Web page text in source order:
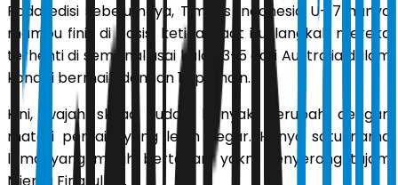
Pada edisi sebelumnya, Timnas Indonesia U-17 hanya
mampu finis di posisi ketiga. Saat itu, langkah mereka
terhenti di semifinal usai kalah 3-5 dari Australia dalam
kondisi bermain dengan 10 pemain.
Kini, wajah skuad sudah banyak berubah dengan
materi pemain yang lebih segar. Hanya satu nama
lama yang masih bertahan, yakni penyerang tajam